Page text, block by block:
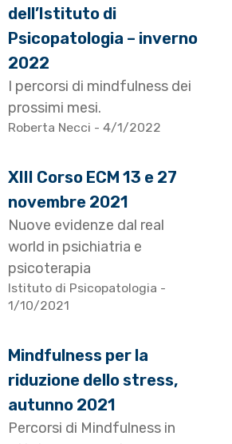
dell’Istituto di
Psicopatologia – inverno
2022
I percorsi di mindfulness dei
prossimi mesi.
Roberta Necci - 4/1/2022
XIII Corso ECM 13 e 27
novembre 2021
Nuove evidenze dal real
world in psichiatria e
psicoterapia
Istituto di Psicopatologia -
1/10/2021
Mindfulness per la
riduzione dello stress,
autunno 2021
Percorsi di Mindfulness in